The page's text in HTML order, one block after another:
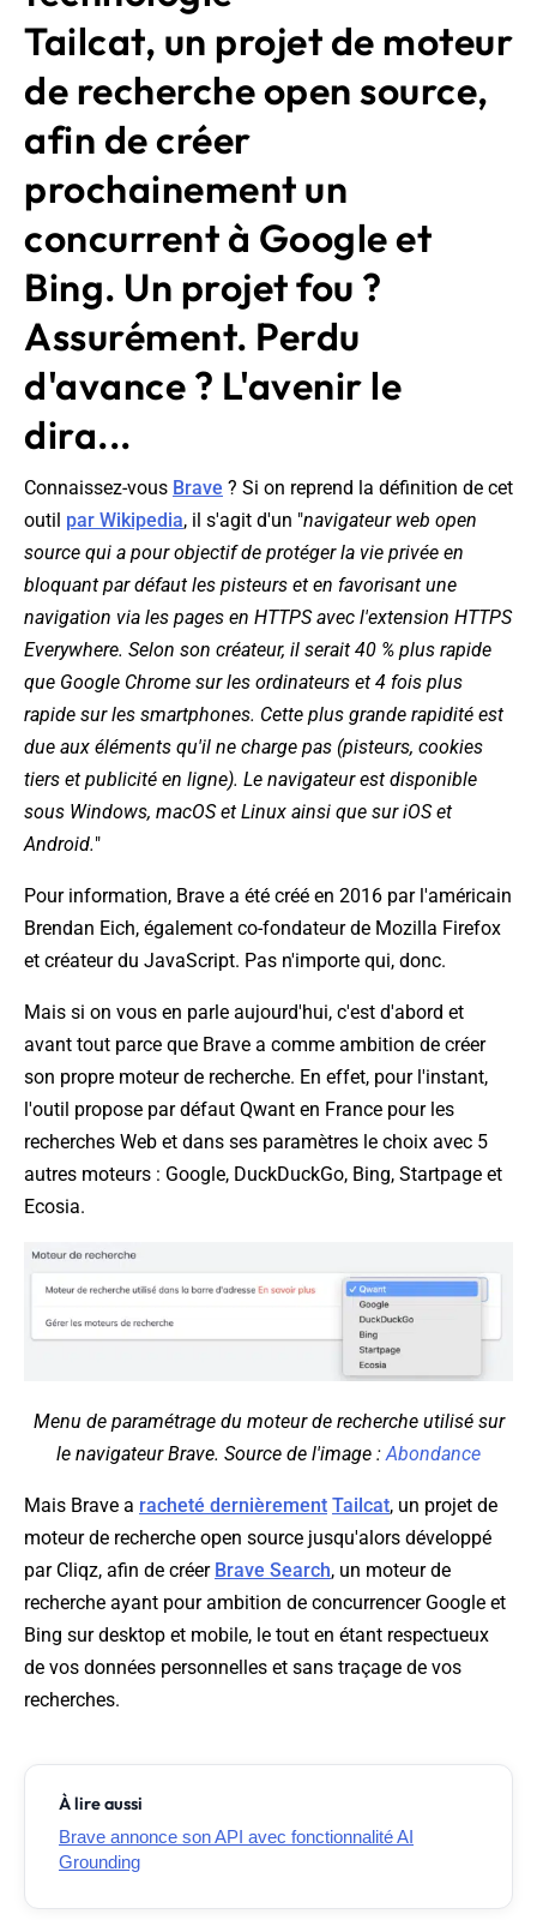
Tailcat, un projet de moteur
de recherche open source,
afin de créer
prochainement un
concurrent à Google et
Bing. Un projet fou ?
Assurément. Perdu
d'avance ? L'avenir le
dira...
Connaissez-vous Brave ? Si on reprend la définition de cet
outil par Wikipedia, il s'agit d'un "navigateur web open
source qui a pour objectif de protéger la vie privée en
bloquant par défaut les pisteurs et en favorisant une
navigation via les pages en HTTPS avec l'extension HTTPS
Everywhere. Selon son créateur, il serait 40 % plus rapide
que Google Chrome sur les ordinateurs et 4 fois plus
rapide sur les smartphones. Cette plus grande rapidité est
due aux éléments qu'il ne charge pas (pisteurs, cookies
tiers et publicité en ligne). Le navigateur est disponible
sous Windows, macOS et Linux ainsi que sur iOS et
Android."
Pour information, Brave a été créé en 2016 par l'américain
Brendan Eich, également co-fondateur de Mozilla Firefox
et créateur du JavaScript. Pas n'importe qui, donc.
Mais si on vous en parle aujourd'hui, c'est d'abord et
avant tout parce que Brave a comme ambition de créer
son propre moteur de recherche. En effet, pour l'instant,
l'outil propose par défaut Qwant en France pour les
recherches Web et dans ses paramètres le choix avec 5
autres moteurs : Google, DuckDuckGo, Bing, Startpage et
Ecosia.
Menu de paramétrage du moteur de recherche utilisé sur
le navigateur Brave. Source de l'image :Abondance
Mais Brave a racheté dernièrement Tailcat, un projet de
moteur de recherche open source jusqu'alors développé
par Cliqz, afin de créer Brave Search, un moteur de
recherche ayant pour ambition de concurrencer Google et
Bing sur desktop et mobile, le tout en étant respectueux
de vos données personnelles et sans traçage de vos
recherches.
À lire aussi
Brave annonce son API avec fonctionnalité AI
Grounding